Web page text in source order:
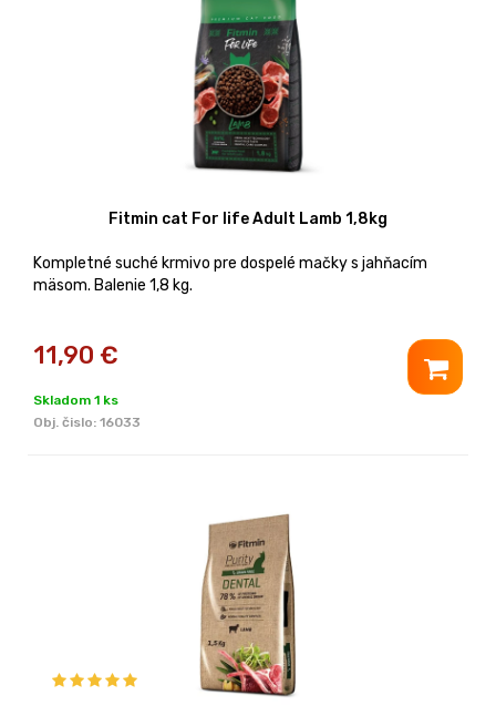
Fitmin cat For life Adult Lamb 1,8kg
Kompletné suché krmivo pre dospelé mačky s jahňacím
mäsom. Balenie 1,8 kg.
11,90 €
Skladom 1 ks
Obj. čislo: 16033